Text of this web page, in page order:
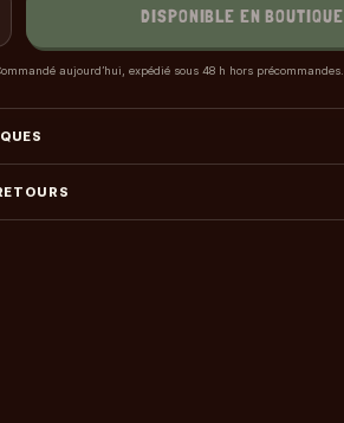
DISPONIBLE EN BOUTIQUE
aujourd’hui, expédié sous 48 h hors précommandes.